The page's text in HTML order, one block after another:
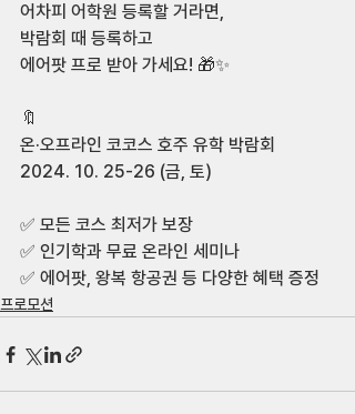
어차피 어학원 등록할 거라면,
박람회 때 등록하고
에어팟 프로 받아 가세요! 🎁✨
🔖
온·오프라인 코코스 호주 유학 박람회
2024. 10. 25-26 (금, 토)
✅ 모든 코스 최저가 보장
✅ 인기학과 무료 온라인 세미나
✅ 에어팟, 왕복 항공권 등 다양한 혜택 증정
프로모션